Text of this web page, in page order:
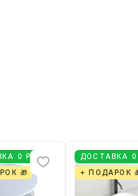
0 РУБ
🎁
ДОСТАВКА 0
+ ПОДАРОК